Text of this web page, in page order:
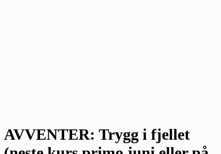
AVVENTER: Trygg i fjellet